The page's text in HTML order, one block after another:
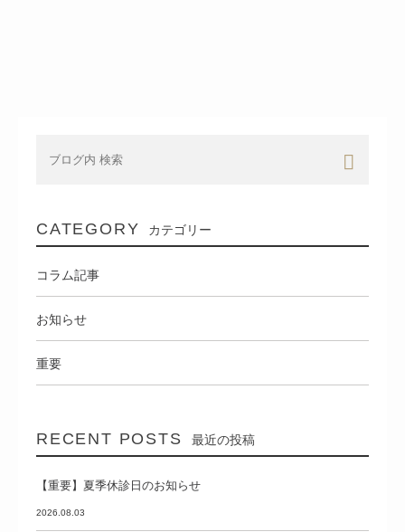
CATEGORY カテゴリー
コラム記事
お知らせ
重要
RECENT POSTS 最近の投稿
【重要】夏季休診日のお知らせ
2026.08.03